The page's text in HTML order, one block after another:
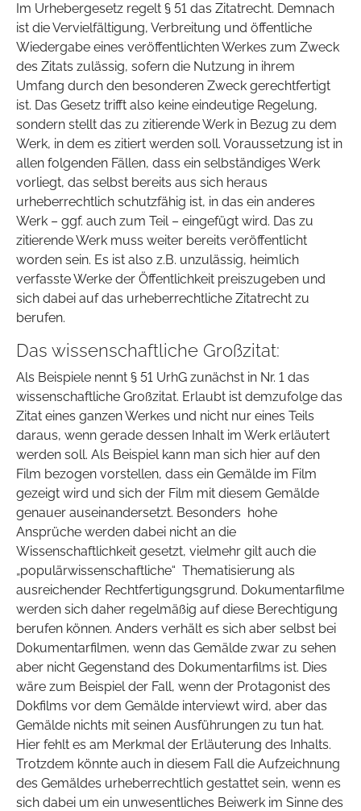
Im Urhebergesetz regelt § 51 das Zitatrecht. Demnach
ist die Vervielfältigung, Verbreitung und öffentliche
Wiedergabe eines veröffentlichten Werkes zum Zweck
des Zitats zulässig, sofern die Nutzung in ihrem
Umfang durch den besonderen Zweck gerechtfertigt
ist. Das Gesetz trifft also keine eindeutige Regelung,
sondern stellt das zu zitierende Werk in Bezug zu dem
Werk, in dem es zitiert werden soll. Voraussetzung ist in
allen folgenden Fällen, dass ein selbständiges Werk
vorliegt, das selbst bereits aus sich heraus
urheberrechtlich schutzfähig ist, in das ein anderes
Werk – ggf. auch zum Teil – eingefügt wird. Das zu
zitierende Werk muss weiter bereits veröffentlicht
worden sein. Es ist also z.B. unzulässig, heimlich
verfasste Werke der Öffentlichkeit preiszugeben und
sich dabei auf das urheberrechtliche Zitatrecht zu
berufen.
Das wissenschaftliche Großzitat:
Als Beispiele nennt § 51 UrhG zunächst in Nr. 1 das
wissenschaftliche Großzitat. Erlaubt ist demzufolge das
Zitat eines ganzen Werkes und nicht nur eines Teils
daraus, wenn gerade dessen Inhalt im Werk erläutert
werden soll. Als Beispiel kann man sich hier auf den
Film bezogen vorstellen, dass ein Gemälde im Film
gezeigt wird und sich der Film mit diesem Gemälde
genauer auseinandersetzt. Besonders hohe
Ansprüche werden dabei nicht an die
Wissenschaftlichkeit gesetzt, vielmehr gilt auch die
„populärwissenschaftliche“ Thematisierung als
ausreichender Rechtfertigungsgrund. Dokumentarfilme
werden sich daher regelmäßig auf diese Berechtigung
berufen können. Anders verhält es sich aber selbst bei
Dokumentarfilmen, wenn das Gemälde zwar zu sehen
aber nicht Gegenstand des Dokumentarfilms ist. Dies
wäre zum Beispiel der Fall, wenn der Protagonist des
Dokfilms vor dem Gemälde interviewt wird, aber das
Gemälde nichts mit seinen Ausführungen zu tun hat.
Hier fehlt es am Merkmal der Erläuterung des Inhalts.
Trotzdem könnte auch in diesem Fall die Aufzeichnung
des Gemäldes urheberrechtlich gestattet sein, wenn es
sich dabei um ein unwesentliches Beiwerk im Sinne des